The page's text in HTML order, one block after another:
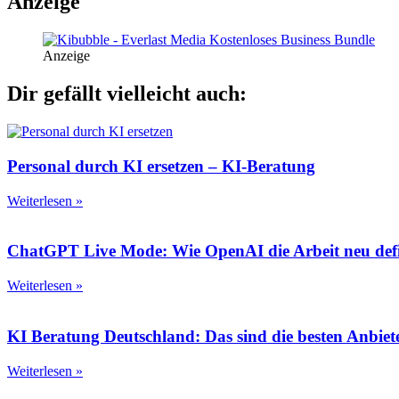
Anzeige
Dir gefällt vielleicht auch:
Personal durch KI ersetzen – KI-Beratung
Weiterlesen »
ChatGPT Live Mode: Wie OpenAI die Arbeit neu
Weiterlesen »
KI Beratung Deutschland: Das sind die besten
Weiterlesen »